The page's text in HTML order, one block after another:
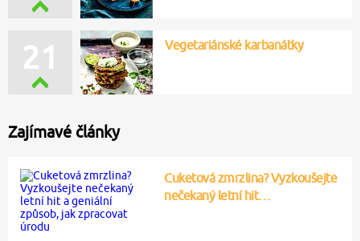
21 Vegetariánské karbanátky
Zajímavé články
Cuketová zmrzlina? Vyzkoušejte
nečekaný letní hit…